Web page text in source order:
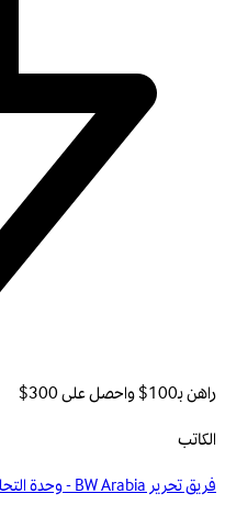
راهن بـ100$ واحصل على 300$
الكاتب
فريق تحرير BW Arabia - وحدة التحليل الرياضي